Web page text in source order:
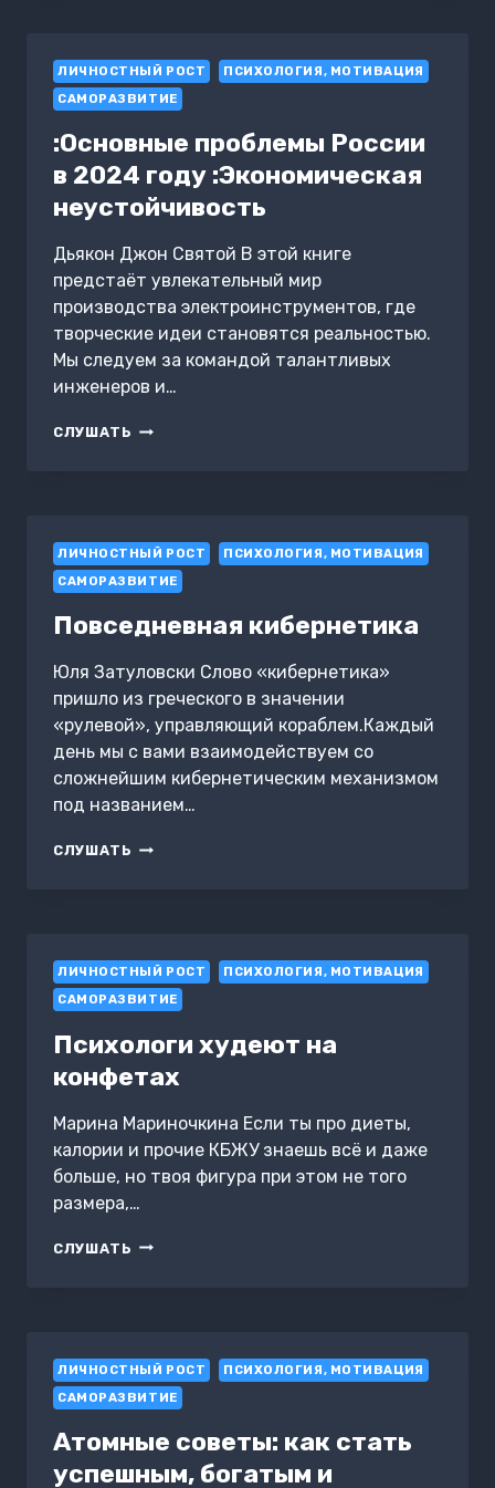
ИЗМЕНЕНИЯМ:
НЕЗАМЕНИМАЯ
РАБОЧАЯ
ТЕТРАДЬ
ДЛЯ
СОЗДАНИЯ
ЖИЗНИ,
КОТОРУЮ
ХОТИТЕ.
ТРАНСЕРФИНГ
РЕАЛЬНОСТИ.
ПРОСТРАНСТВО
ВАРИАНТОВ
ЛИЧНОСТНЫЙ РОСТ
ПСИХОЛОГИЯ, МОТИВАЦИЯ
САМОРАЗВИТИЕ
:Основные проблемы России
в 2024 году :Экономическая
неустойчивость
Дьякон Джон Святой В этой книге
предстаёт увлекательный мир
производства электроинструментов, где
творческие идеи становятся реальностью.
Мы следуем за командой талантливых
инженеров и…
СЛУШАТЬ :ОСНОВНЫЕ
:ЭКОНОМИЧЕСКАЯ
НЕУСТОЙЧИВОСТЬ
ЛИЧНОСТНЫЙ РОСТ
ПСИХОЛОГИЯ, МОТИВАЦИЯ
САМОРАЗВИТИЕ
Повседневная кибернетика
Юля Затуловски Слово «кибернетика»
пришло из греческого в значении
«рулевой», управляющий кораблем.Каждый
день мы с вами взаимодействуем со
сложнейшим кибернетическим механизмом
под названием…
СЛУШАТЬ ПОВСЕДНЕВНАЯ
ЛИЧНОСТНЫЙ РОСТ
ПСИХОЛОГИЯ, МОТИВАЦИЯ
САМОРАЗВИТИЕ
Психологи худеют на
конфетах
Марина Мариночкина Если ты про диеты,
калории и прочие КБЖУ знаешь всё и даже
больше, но твоя фигура при этом не того
размера,…
СЛУШАТЬ ПСИХОЛОГИ
ЛИЧНОСТНЫЙ РОСТ
ПСИХОЛОГИЯ, МОТИВАЦИЯ
САМОРАЗВИТИЕ
Атомные советы: как стать
успешным, богатым и